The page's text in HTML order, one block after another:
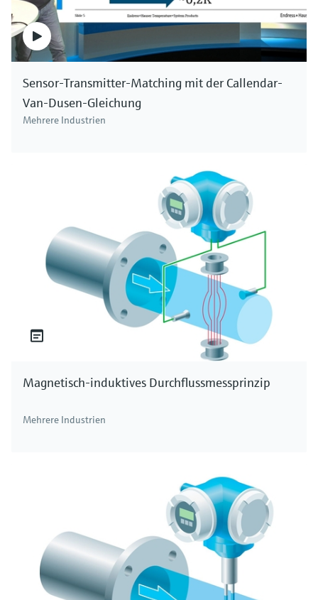
Sensor-Transmitter-Matching mit der Callendar-
Van-Dusen-Gleichung
Mehrere Industrien
Magnetisch-induktives Durchflussmessprinzip
Mehrere Industrien